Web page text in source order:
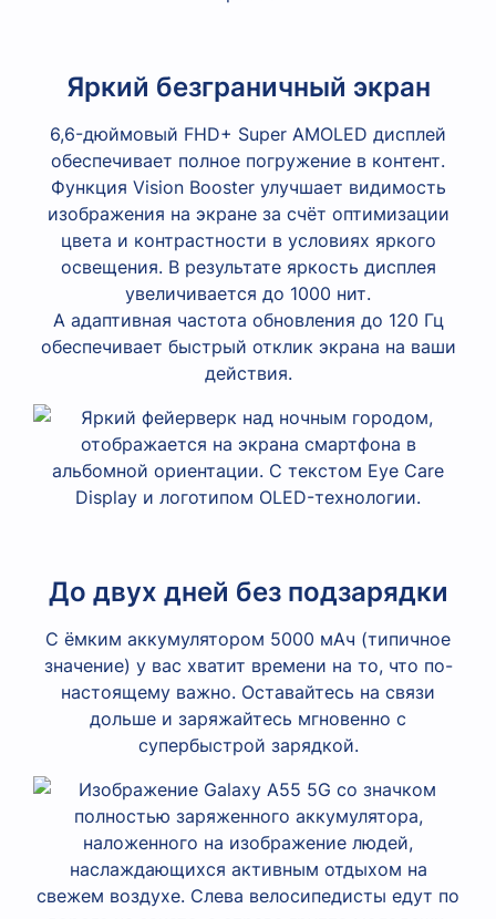
Яркий безграничный экран
6,6-дюймовый FHD+ Super AMOLED дисплей
обеспечивает полное погружение в контент.
Функция Vision Booster улучшает видимость
изображения на экране за счёт оптимизации
цвета и контрастности в условиях яркого
освещения. В результате яркость дисплея
увеличивается до 1000 нит.
А адаптивная частота обновления до 120 Гц
обеспечивает быстрый отклик экрана на ваши
действия.
До двух дней без подзарядки
С ёмким аккумулятором 5000 мАч (типичное
значение) у вас хватит времени на то, что по-
настоящему важно. Оставайтесь на связи
дольше и заряжайтесь мгновенно с
супербыстрой зарядкой.